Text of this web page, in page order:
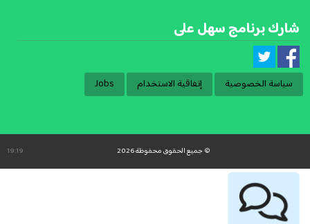
شارك برنامج سهل على
سياسة الخصوصية إتفاقية الاستخدام Jobs
© جميع الحقوق محفوظة 2026 19:19